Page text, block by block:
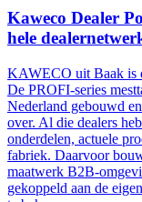
Kaweco Dealer
hele
KAWECO uit Baak is
De PROFI-series
Nederland gebouwd
over. Al die dealers
onderdelen, actuele
fabriek. Daarvoor
maatwerk B2B-
gekoppeld aan de